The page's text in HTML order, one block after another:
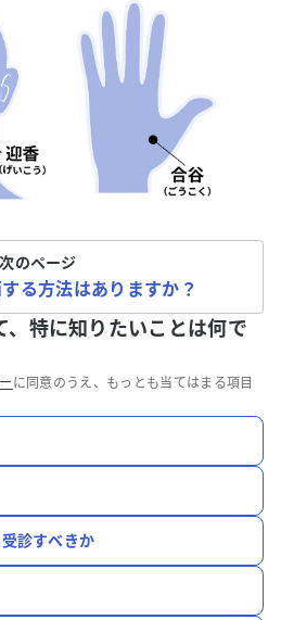
次のページ
る方法はありますか？
、特に知りたいことは何で
に同意のうえ、もっとも当てはまる項目
診すべきか